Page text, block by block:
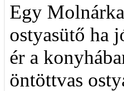
Egy
ostyasütő ha
ér a
öntöttvas